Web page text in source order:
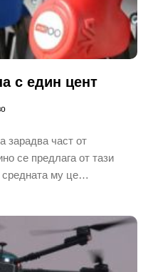
с един цент
зарадва част от
се предлага от тази
средната му це…